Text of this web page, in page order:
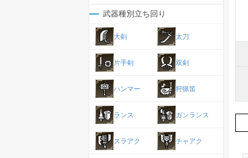
武器種別立ち回り
大剣 太刀
片手剣 双剣
ハンマー 狩猟笛
ランス ガンランス
スラアク チャアク